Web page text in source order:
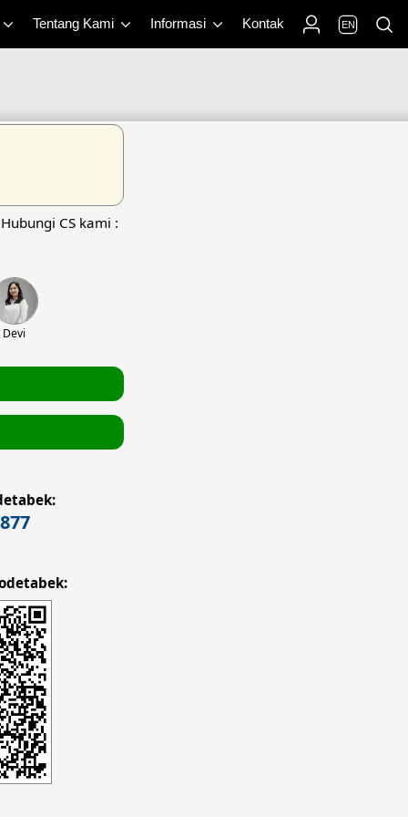
Tentang Kami Informasi Kontak EN
CS kami :
Devi